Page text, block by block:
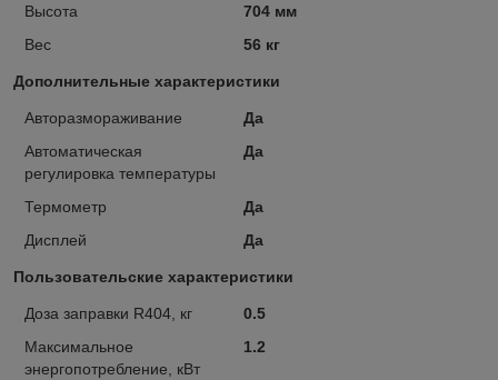
Высота
704 мм
Вес
56 кг
Дополнительные характеристики
Авторазмораживание
Да
Автоматическая
регулировка температуры
Да
Термометр
Да
Дисплей
Да
Пользовательские характеристики
Доза заправки R404, кг
0.5
Maксимальное
энергопотребление, кВт
1.2